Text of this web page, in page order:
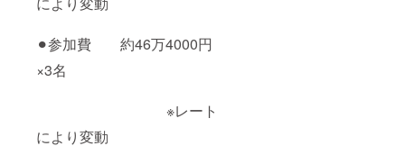
⚫︎参加費 約46万4000円
×3名
※レート
により変動